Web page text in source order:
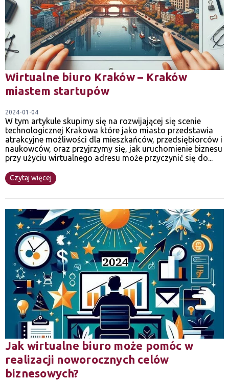
Wirtualne biuro Kraków – Kraków
miastem startupów
2024-01-04
W tym artykule skupimy się na rozwijającej się scenie
technologicznej Krakowa które jako miasto przedstawia
atrakcyjne możliwości dla mieszkańców, przedsiębiorców i
naukowców, oraz przyjrzymy się, jak uruchomienie biznesu
przy użyciu wirtualnego adresu może przyczynić się do...
Czytaj więcej
Jak wirtualne biuro może pomóc w
realizacji noworocznych celów
biznesowych?